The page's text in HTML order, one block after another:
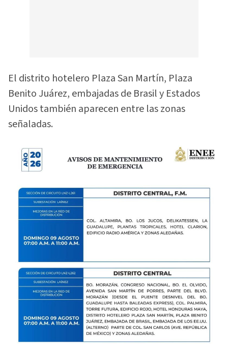
El distrito hotelero Plaza San Martín, Plaza
Benito Juárez, embajadas de Brasil y Estados
Unidos también aparecen entre las zonas
señaladas.